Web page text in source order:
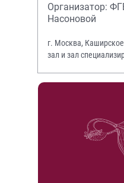
Организатор:
Насоновой
г. Москва,
зал и зал